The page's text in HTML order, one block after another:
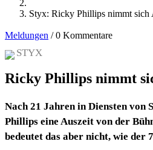
Styx: Ricky Phillips nimmt sich
Meldungen /0 Kommentare
STYX
Ricky Phillips nimmt
Nach 21 Jahren in Diensten von
Phillips eine Auszeit von der
bedeutet das aber nicht, wie der